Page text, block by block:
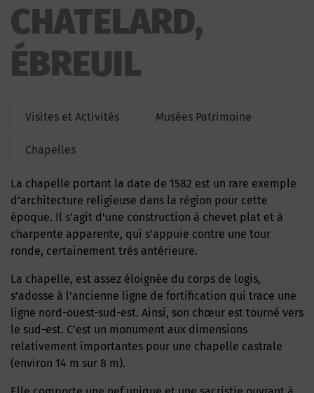
CHATELARD,
ÉBREUIL
Visites et Activités Musées Patrimoine
Chapelles
La chapelle portant la date de 1582 est un rare exemple
d’architecture religieuse dans la région pour cette
époque. Il s’agit d’une construction à chevet plat et à
charpente apparente, qui s’appuie contre une tour
ronde, certainement très antérieure.
La chapelle, est assez éloignée du corps de logis,
s’adosse à l’ancienne ligne de fortification qui trace une
ligne nord-ouest-sud-est. Ainsi, son chœur est tourné vers
le sud-est. C’est un monument aux dimensions
relativement importantes pour une chapelle castrale
(environ 14 m sur 8 m).